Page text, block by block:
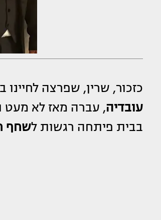
כזכור, שרין, שפרצה לחיינו בעונה ה-12 של "האח הגדול",
עובדיה, עברה מאז לא מעט
בבית פיתחה רגשות לשחף